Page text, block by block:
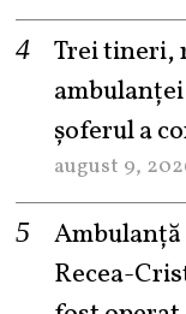
Trei tineri,
șoferul a
august 9,
Ambulanță
Recea-